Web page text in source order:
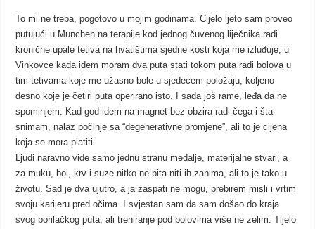
To mi ne treba, pogotovo u mojim godinama. Cijelo ljeto sam proveo
putujući u Munchen na terapije kod jednog čuvenog liječnika radi
kronične upale tetiva na hvatištima sjedne kosti koja me izluđuje, u
Vinkovce kada idem moram dva puta stati tokom puta radi bolova u
tim tetivama koje me užasno bole u sjedećem položaju, koljeno
desno koje je četiri puta operirano isto. I sada još rame, leđa da ne
spominjem. Kad god idem na magnet bez obzira radi čega i šta
snimam, nalaz počinje sa “degenerativne promjene”, ali to je cijena
koja se mora platiti.
Ljudi naravno vide samo jednu stranu medalje, materijalne stvari, a
za muku, bol, krv i suze nitko ne pita niti ih zanima, ali to je tako u
životu. Sad je dva ujutro, a ja zaspati ne mogu, prebirem misli i vrtim
svoju karijeru pred očima. I svjestan sam da sam došao do kraja
svog borilačkog puta, ali treniranje pod bolovima više ne zelim. Tijelo